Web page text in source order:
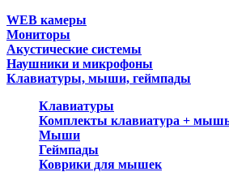
WEB камеры
Мониторы
Акустические системы
Наушники и микрофоны
Клавиатуры, мыши, геймпады
Клавиатуры
Комплекты клавиатура +
Мыши
Геймпады
Коврики для мышек